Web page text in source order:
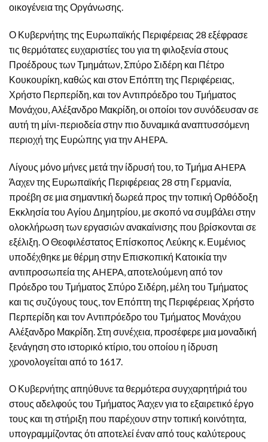
οικογένεια της Οργάνωσης.
Ο Κυβερνήτης της Ευρωπαϊκής Περιφέρειας 28 εξέφρασε
τις θερμότατες ευχαριστίες του για τη φιλοξενία στους
Προέδρους των Τμημάτων, Σπύρο Σιδέρη και Πέτρο
Κουκουρίκη, καθώς και στον Επόπτη της Περιφέρειας,
Χρήστο Περπερίδη, και τον Αντιπρόεδρο του Τμήματος
Μονάχου, Αλέξανδρο Μακρίδη, οι οποίοι τον συνόδευσαν σε
αυτή τη μίνι-περιοδεία στην πιο δυναμικά αναπτυσσόμενη
περιοχή της Ευρώπης για την AHEPA.
Λίγους μόνο μήνες μετά την ίδρυσή του, το Τμήμα AHEPA
Άαχεν της Ευρωπαϊκής Περιφέρειας 28 στη Γερμανία,
προέβη σε μια σημαντική δωρεά προς την τοπική Ορθόδοξη
Εκκλησία του Αγίου Δημητρίου, με σκοπό να συμβάλει στην
ολοκλήρωση των εργασιών ανακαίνισης που βρίσκονται σε
εξέλιξη. Ο Θεοφιλέστατος Επίσκοπος Λεύκης κ. Ευμένιος
υποδέχθηκε με θέρμη στην Επισκοπική Κατοικία την
αντιπροσωπεία της AHEPA, αποτελούμενη από τον
Πρόεδρο του Τμήματος Σπύρο Σιδέρη, μέλη του Τμήματος
και τις συζύγους τους, τον Επόπτη της Περιφέρειας Χρήστο
Περπερίδη και τον Αντιπρόεδρο του Τμήματος Μονάχου
Αλέξανδρο Μακρίδη. Στη συνέχεια, προσέφερε μια μοναδική
ξενάγηση στο ιστορικό κτίριο, του οποίου η ίδρυση
χρονολογείται από το 1617.
Ο Κυβερνήτης απηύθυνε τα θερμότερα συγχαρητήριά του
στους αδελφούς του Τμήματος Άαχεν για το εξαιρετικό έργο
τους και τη στήριξη που παρέχουν στην τοπική κοινότητα,
υπογραμμίζοντας ότι αποτελεί έναν από τους καλύτερους